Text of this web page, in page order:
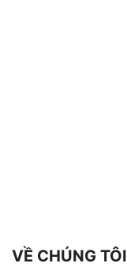
VỀ CHÚNG TÔI